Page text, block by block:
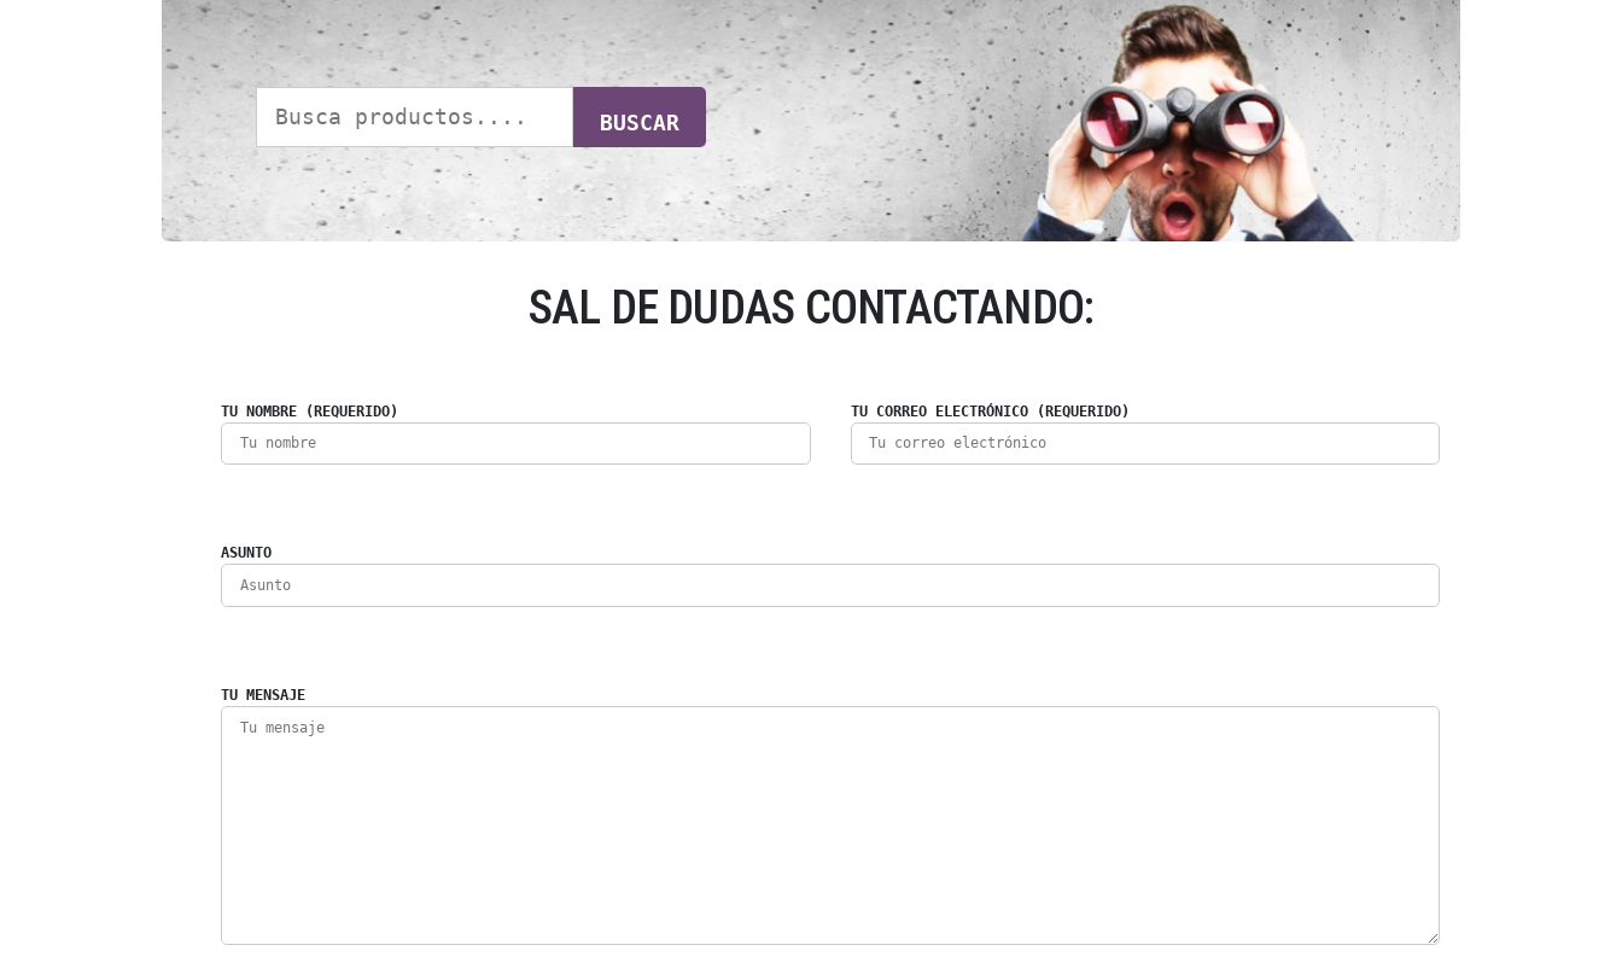
BUSCAR
SAL DE DUDAS CONTACTANDO:
TU NOMBRE (REQUERIDO) TU CORREO ELECTRÓNICO (REQUERIDO)
ASUNTO
TU MENSAJE